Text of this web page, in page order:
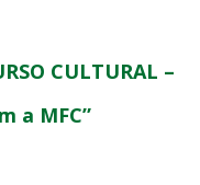
CULTURAL –
a MFC”